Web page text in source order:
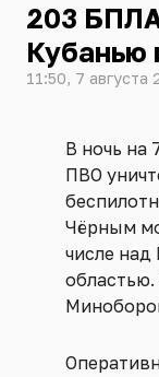
203
Кубанью
11:50, 7 августа
В ночь на
ПВО
Чёрным
числе